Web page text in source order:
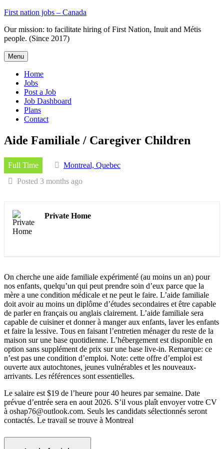
Skip
content
First nation jobs – Canada
Our mission: to facilitate hiring of First Nation, Inuit and Métis
people. (Since 2017)
Menu
Home
Jobs
Post a Job
Job Dashboard
Plans
Contact
Aide Familiale / Caregiver Children
Full Time
Montreal, Quebec
Posted 3 months ago
Private Home
On cherche une aide familiale expérimenté (au moins un an) pour
nos enfants, quelqu’un qui peut prendre soin d’eux parce que la
mère a une condition médicale et ne peut le faire. L’aide familiale
doit avoir au moins un diplôme d’études secondaires et être capable
de parler en français ou anglais clairement. L’aide familiale sera
capable de cuisiner et donner à manger aux enfants, laver les enfants
et faire la lessive. Tous en faisant l’entretien ménager du reste de la
maison sur une base quotidienne. L’hébergement est disponible en
option sans supplément de prix sur une base live-in. Remarque: ce
n’est pas une condition d’emploi. Note: cette offre d’emploi est
ouverte aux autochtones, jeunes vulnérables et les nouveaux-
arrivants. Les références sont essentielles.
Le salaire est $19 de l’heure pour 40 heures par semaine. Date
prévue d’entrée sera en aout 2026. S’il vous plaît envoyer votre CV
à oshap76@outlook.com. Seuls les candidats sélectionnés seront
contactés. Le travail se trouve à Montreal